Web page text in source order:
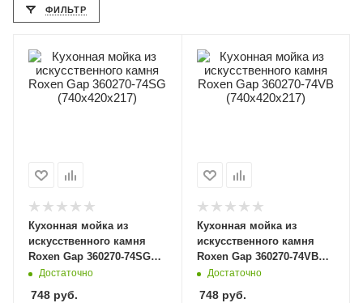
ФИЛЬТР
Кухонная мойка из
искусственного камня
Roxen Gap 360270-74SG
(740х420х217)
Достаточно
748 руб.
Кухонная мойка из
искусственного камня
Roxen Gap 360270-74VB
(740х420х217)
Достаточно
748руб.